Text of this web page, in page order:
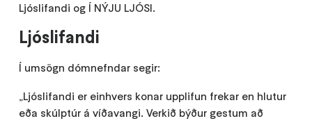
Ljóslifandi og Í NÝJU LJÓSI.
Ljóslifandi
Í umsögn dómnefndar segir:
„Ljóslifandi er einhvers konar upplifun frekar en hlutur
eða skúlptúr á víðavangi. Verkið býður gestum að